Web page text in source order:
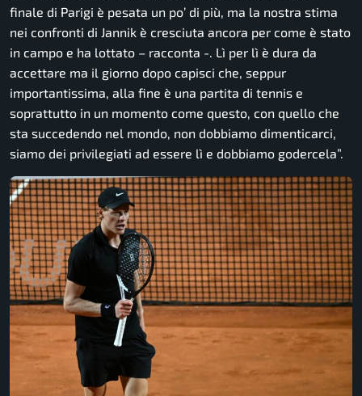
finale di Parigi è pesata un po’ di più, ma la nostra stima
nei confronti di Jannik è cresciuta ancora per come è stato
in campo e ha lottato – racconta -. Lì per lì è dura da
accettare ma il giorno dopo capisci che, seppur
importantissima, alla fine è una partita di tennis e
soprattutto in un momento come questo, con quello che
sta succedendo nel mondo, non dobbiamo dimenticarci,
siamo dei privilegiati ad essere lì e dobbiamo godercela”.